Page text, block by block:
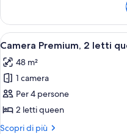
Non-
Smoking
(Newly
Renovated)
Premium
Studio,
2
Non-
Smoking
(Newly
Renovated)
Apri
tutte
le
foto
per
Camera
Premium,
4
Camera Premium, 2 letti
48 m²
1 camera
Per 4 persone
2 letti queen
Scopri di più
Altri